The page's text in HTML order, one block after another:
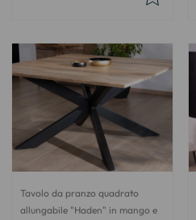
Tavolo da pranzo quadrato
allungabile "Haden" in mango e